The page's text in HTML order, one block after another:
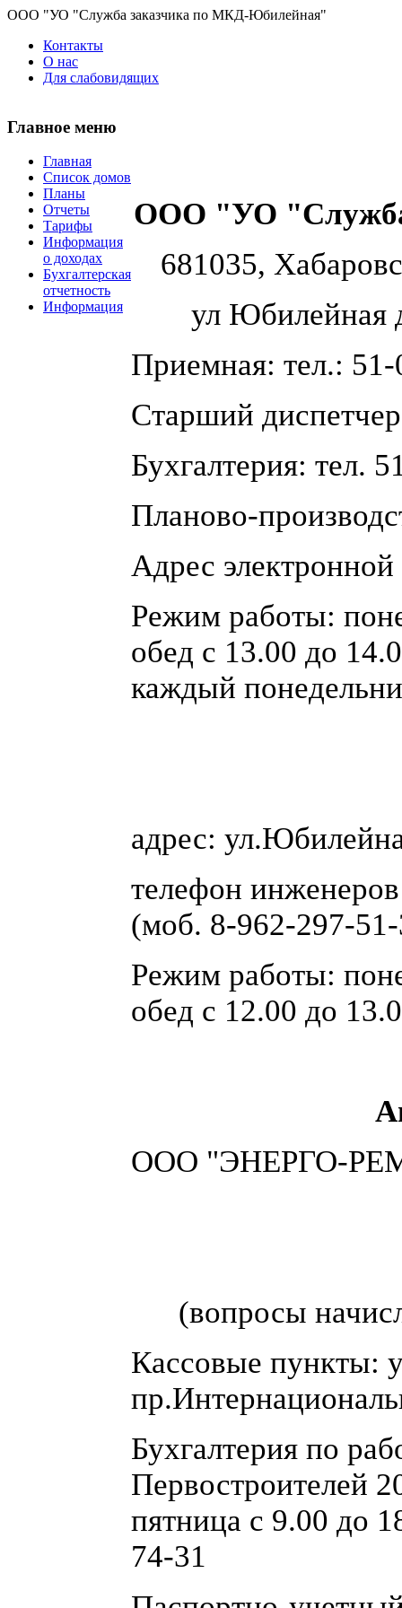
ООО "УО "Служба заказчика по МКД-Юбилейная"
Контакты
О нас
Для слабовидящих
Главное меню
Главная
Список домов
Планы
Отчеты
Тарифы
Информация
о доходах
Бухгалтерская
отчетность
Информация
ООО "УО
681035,
ул Юбилейная
Приемная: тел.:
Старший
Бухгалтерия: тел.
Планово-
Адрес
Режим работы:
обед с 13.00 до
каждый
адрес:
телефон
(моб. 8-962-297-
Режим работы:
обед с 12.00 до
ООО "ЭНЕРГО-
(вопросы
Кассовые пункты:
Бухгалтерия по
Первостроителей
пятница с 9.00 до
74-31